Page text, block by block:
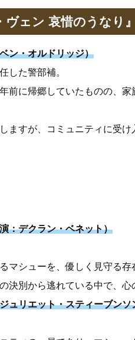
ヴェン 哀惜のうなり
ン・オルドリッジ）
した警部補。
前に帰郷していたものの、
ますが、コミュニティに受
：デクラン・ベネット）
マシューを、優しく見守る存
決別から逃れている中で、心
ュリエット・スティーブンソ